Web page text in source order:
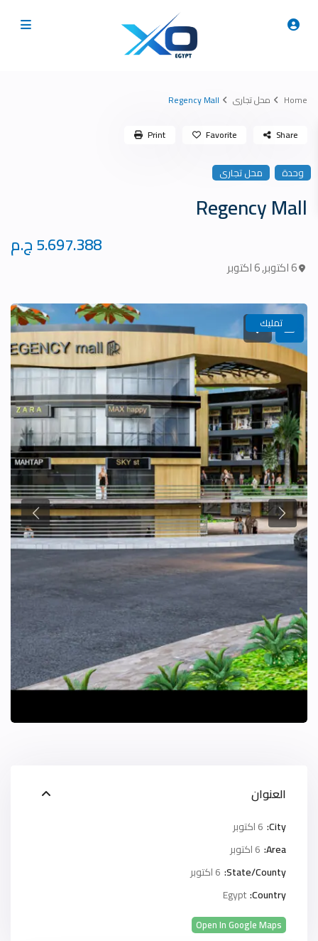
Home محل تجارى Regency Mall
وحدة محل تجارى
Regency Mall
6 اكتوبر ,6 اكتوبر
Share
Favorite
Print
تمليك
العنوان
City: 6 اكتوبر
Area: 6 اكتوبر
State/County: 6 اكتوبر
Country:
Egypt
Open In Google Maps